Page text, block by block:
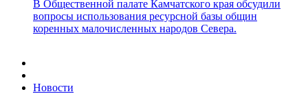
В Общественной палате Камчатского края обсудили
вопросы использования ресурсной базы общин
коренных малочисленных народов Севера.
Новости